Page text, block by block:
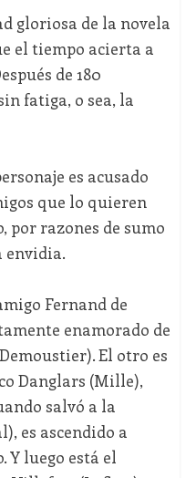
gloriosa de la novela
el tiempo acierta a
de 180
fatiga, o sea, la
es acusado
que lo quieren
por razones de sumo
envidia.
Fernand de
enamorado de
El otro es
Danglars (Mille),
salvó a la
es ascendido a
Y luego está el